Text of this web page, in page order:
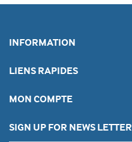
INFORMATION
LIENS RAPIDES
MON COMPTE
SIGN UP FOR NEWS LETTER